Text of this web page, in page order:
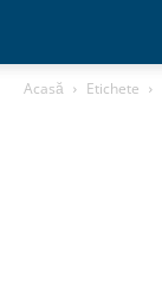
Acasă Etichete